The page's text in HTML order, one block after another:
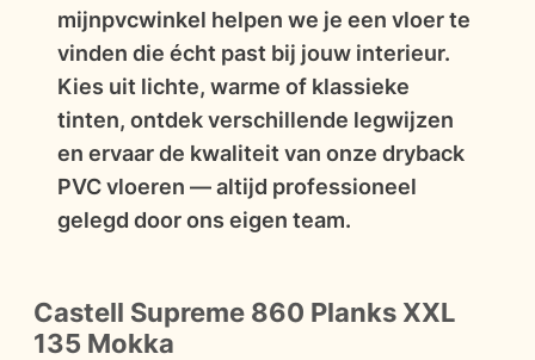
mijnpvcwinkel helpen we je een vloer te
vinden die écht past bij jouw interieur.
Kies uit lichte, warme of klassieke
tinten, ontdek verschillende legwijzen
en ervaar de kwaliteit van onze dryback
PVC vloeren — altijd professioneel
gelegd door ons eigen team.
Castell Supreme 860 Planks XXL
135 Mokka